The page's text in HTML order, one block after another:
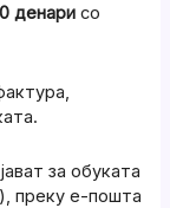
денари со
за обуката
преку е-пошта